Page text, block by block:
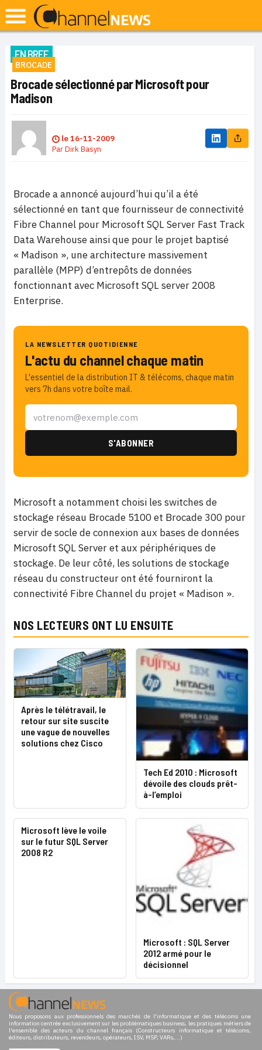
EN BREF
BROCADE
Brocade sélectionné par Microsoft pour
Madison
le16-11-2009
ParDirk Basyn
Brocade a annoncé aujourd’hui qu’il a été
sélectionné en tant que fournisseur de connectivité
Fibre Channel pour Microsoft SQL Server Fast Track
Data Warehouse ainsi que pour le projet baptisé
« Madison », une architecture massivement
parallèle (MPP) d’entrepôts de données
fonctionnant avec Microsoft SQL server 2008
Enterprise.
LA NEWSLETTER QUOTIDIENNE
L'actu du channel chaque matin
L'essentiel de la distribution IT & télécoms, chaque matin
vers 7h dans votre boîte mail.
Microsoft a notamment choisi les switches de
stockage réseau Brocade 5100 et Brocade 300 pour
servir de socle de connexion aux bases de données
Microsoft SQL Server et aux périphériques de
stockage. De leur côté, les solutions de stockage
réseau du constructeur ont été fourniront la
connectivité Fibre Channel du projet « Madison ».
NOS LECTEURS ONT LU ENSUITE
Après le télétravail, le
retour sur site suscite
une vague de nouvelles
solutions chez Cisco
Tech Ed 2010 : Microsoft
dévoile des clouds prêt-
à-l’emploi
Microsoft lève le voile
sur le futur SQL Server
2008 R2
Microsoft : SQL Server
2012 armé pour le
décisionnel
Nous proposons aux professionnels des marchés de l'informatique et des télécoms une
information centrée exclusivement sur les problématiques business, les pratiques métiers de
l'ensemble des acteurs du channel français (Constructeurs informatique et télécoms,
éditeurs, distributeurs, revendeurs, opérateurs, ISV, MSP, VARs,...)